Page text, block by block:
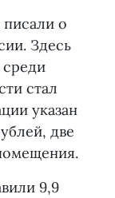
о
Здесь
стал
указан
две
9,9